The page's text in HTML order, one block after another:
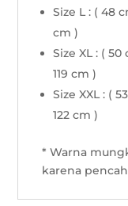
Size L : ( 48
cm )
Size XL : (
119 cm )
Size XXL : (
122 cm )
* Warna
karena